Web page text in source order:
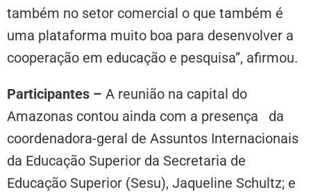
também no setor comercial o que também é
uma plataforma muito boa para desenvolver a
cooperação em educação e pesquisa”, afirmou.
Participantes – A reunião na capital do
Amazonas contou ainda com a presença da
coordenadora-geral de Assuntos Internacionais
da Educação Superior da Secretaria de
Educação Superior (Sesu), Jaqueline Schultz; e